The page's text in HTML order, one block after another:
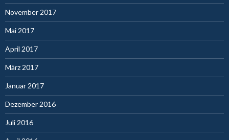
November 2017
Mai 2017
April 2017
März 2017
Januar 2017
Dezember 2016
Juli 2016